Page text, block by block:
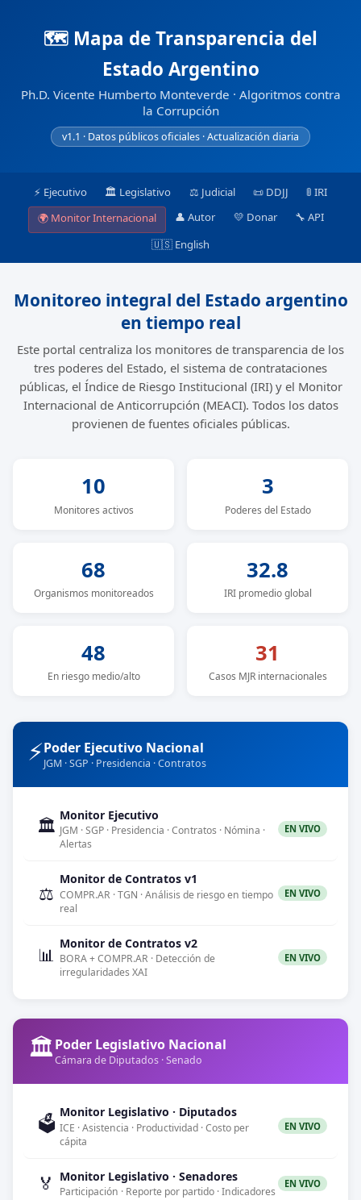
🗺️ Mapa de Transparencia del
Estado Argentino
Ph.D. Vicente Humberto Monteverde · Algoritmos contra
la Corrupción
v1.1 · Datos públicos oficiales · Actualización diaria
⚡ Ejecutivo 🏛️ Legislativo ⚖️ Judicial 📜 DDJJ
🚦 IRI
🌍 Monitor Internacional
👤 Autor 💛 Donar
🔧 API
🇺🇸 English
Monitoreo integral del Estado argentino
en tiempo real
Este portal centraliza los monitores de transparencia de los
tres poderes del Estado, el sistema de contrataciones
públicas, el Índice de Riesgo Institucional (IRI) y el Monitor
Internacional de Anticorrupción (MEACI). Todos los datos
provienen de fuentes oficiales públicas.
10
Monitores activos
3
Poderes del Estado
68
Organismos monitoreados
32.8
IRI promedio global
48
En riesgo medio/alto
31
Casos MJR internacionales
⚡Poder Ejecutivo Nacional
JGM · SGP · Presidencia · Contratos
🏛️
Monitor Ejecutivo
JGM · SGP · Presidencia · Contratos · Nómina ·
Alertas
EN VIVO
⚖️
Monitor de Contratos v1
COMPR.AR · TGN · Análisis de riesgo en tiempo
real
EN VIVO
📊
Monitor de Contratos v2
BORA + COMPR.AR · Detección de
irregularidades XAI
EN VIVO
🏛️Poder Legislativo Nacional
Cámara de Diputados · Senado
🗳️
Monitor Legislativo · Diputados
ICE · Asistencia · Productividad · Costo per
cápita
EN VIVO
🏅 Monitor Legislativo · Senadores
Participación · Reporte por partido · Indicadores
EN VIVO